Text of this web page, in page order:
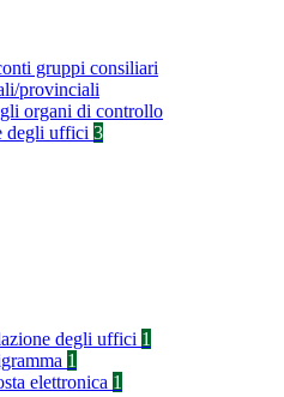
gruppi consiliari
provinciali
organi di controllo
degli uffici 3
degli uffici 1
1
elettronica 1